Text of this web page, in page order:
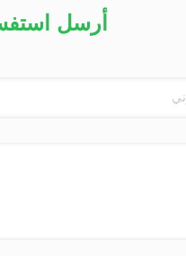
أرسل